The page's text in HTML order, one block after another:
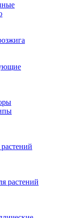
растений